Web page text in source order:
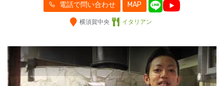
電話で問い合わせ MAP
横須賀中央 イタリアン